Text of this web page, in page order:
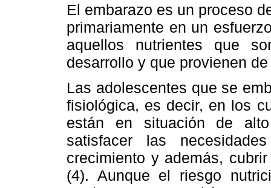
El embarazo es un proceso
primariamente en un
aquellos nutrientes que
desarrollo y que provienen
Las adolescentes que se
fisiológica, es decir, en los
están en situación de
satisfacer las
crecimiento y además,
(4). Aunque el riesgo